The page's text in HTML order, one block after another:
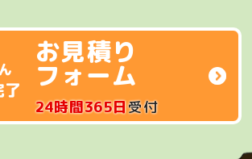
お見積り
フォーム
24時間365日受付